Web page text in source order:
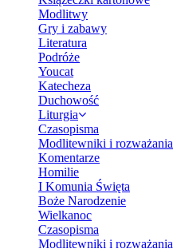
Modlitwy
Gry i zabawy
Literatura
Podróże
Youcat
Katecheza
Duchowość
Liturgia
Czasopisma
Modlitewniki i rozważania
Komentarze
Homilie
I Komunia Święta
Boże Narodzenie
Wielkanoc
Czasopisma
Modlitewniki i rozważania